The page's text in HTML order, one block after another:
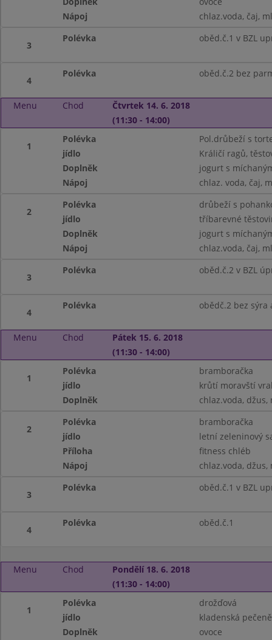
Nápoj
chlaz.voda, čaj,
3
Polévka oběd.č.1 v BZL
4
Polévka oběd.č.2 bez
Menu Chod
Čtvrtek 14. 6. 2018
(11:30 - 14:00)
1
Polévka
Pol.drůbeží s
jídlo
Králičí ragů,
Doplněk
jogurt s
Nápoj
chlaz. voda, čaj,
2
Polévka
drůbeží s
jídlo
tříbarevné
Doplněk
jogurt s
Nápoj
chlaz.voda, čaj,
3
Polévka oběd.č.2 v BZL
4
Polévka obědč.2 bez sýra
Menu Chod
Pátek 15. 6. 2018
(11:30 - 14:00)
1
Polévka
bramboračka
jídlo
krůtí moravští
Doplněk
chlaz.voda, džus,
2
Polévka
bramboračka
jídlo
letní zeleninový
Příloha
fitness chléb
Nápoj
chlaz.voda, džus,
3
Polévka oběd.č.1 v BZL
4
Polévka oběd.č.1
Menu Chod
Pondělí 18. 6. 2018
(11:30 - 14:00)
1
Polévka
drožďová
jídlo
kladenská
Doplněk
ovoce